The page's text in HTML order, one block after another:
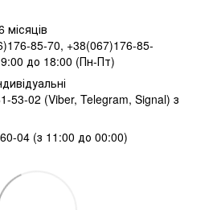
місяців
85-70, +38(067)176-85-
до 18:00 (Пн-Пт)
53-02 (Viber, Telegram, Signal) з
04 (з 11:00 до 00:00)